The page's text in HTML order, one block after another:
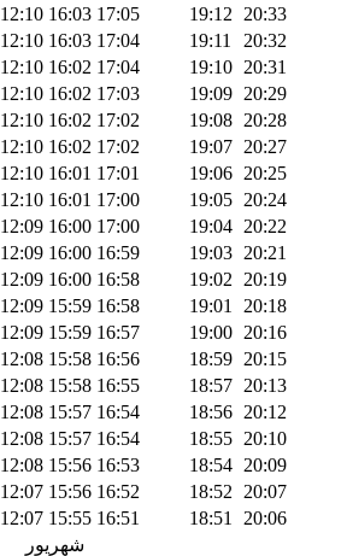
12:10 16:03 17:05 19:12
20:33
12:10 16:03 17:04 19:11
20:32
12:10 16:02 17:04 19:10 20:31
12:10 16:02 17:03 19:09 20:29
12:10 16:02 17:02 19:08 20:28
12:10 16:02 17:02 19:07 20:27
12:10 16:01 17:01 19:06 20:25
12:10 16:01 17:00 19:05 20:24
12:09 16:00 17:00 19:04 20:22
12:09 16:00 16:59 19:03 20:21
12:09 16:00 16:58 19:02
20:19
12:09 15:59 16:58 19:01
20:18
12:09 15:59 16:57 19:00 20:16
12:08 15:58 16:56 18:59 20:15
12:08 15:58 16:55 18:57 20:13
12:08 15:57 16:54 18:56 20:12
12:08 15:57 16:54 18:55 20:10
12:08 15:56 16:53 18:54 20:09
12:07 15:56 16:52 18:52
20:07
12:07 15:55 16:51 18:51
20:06
شهریور